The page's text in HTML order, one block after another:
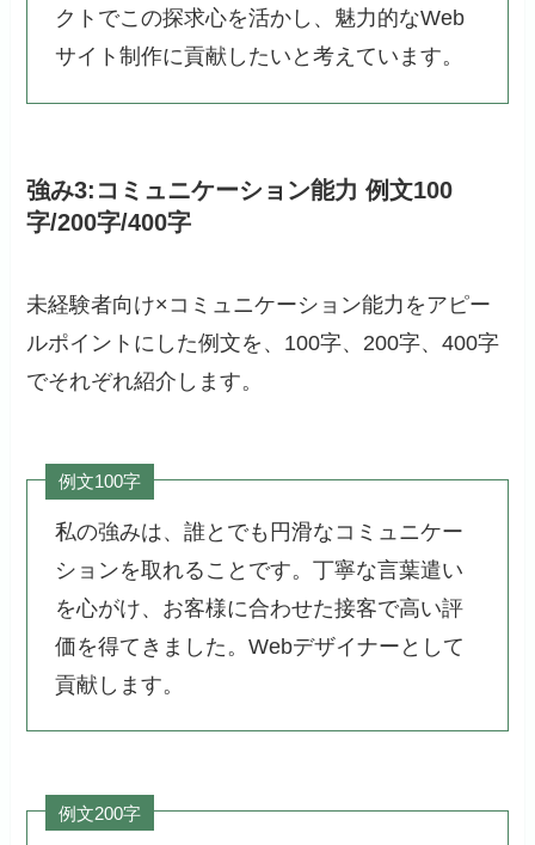
クトでこの探求心を活かし、魅力的なWeb
サイト制作に貢献したいと考えています。
強み3:コミュニケーション能力 例文100
字/200字/400字
未経験者向け×コミュニケーション能力をアピー
ルポイントにした例文を、100字、200字、400字
でそれぞれ紹介します。
例文100字
私の強みは、誰とでも円滑なコミュニケー
ションを取れることです。丁寧な言葉遣い
を心がけ、お客様に合わせた接客で高い評
価を得てきました。Webデザイナーとして
貢献します。
例文200字